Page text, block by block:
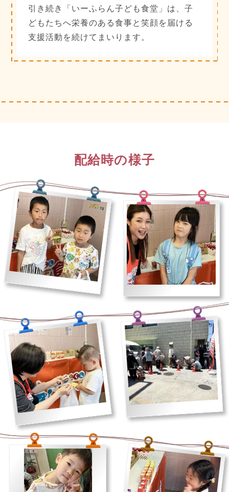
引き続き「いーふらん子ども食堂」は、子
どもたちへ栄養のある食事と笑顔を届ける
支援活動を続けてまいります。
配給時の様子